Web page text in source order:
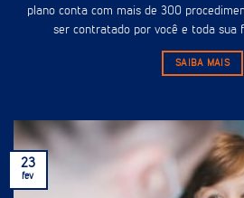
plano conta com mais de 300
ser contratado por você e toda sua
SAIBA MAIS
23
fev